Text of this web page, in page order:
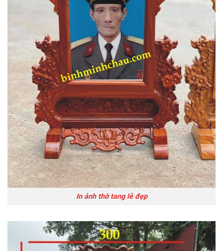
In ảnh thờ tang lễ đẹp